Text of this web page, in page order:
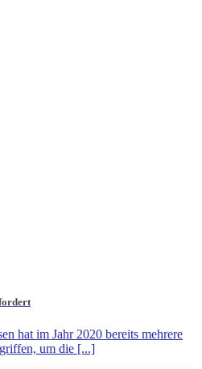
hat im Jahr 2020 bereits mehrere
um die [...]